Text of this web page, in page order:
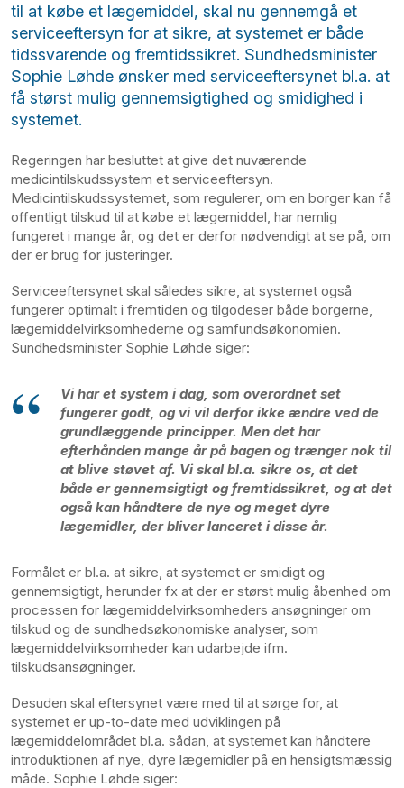
til at købe et lægemiddel, skal nu gennemgå et
serviceeftersyn for at sikre, at systemet er både
tidssvarende og fremtidssikret. Sundhedsminister
Sophie Løhde ønsker med serviceeftersynet bl.a. at
få størst mulig gennemsigtighed og smidighed i
systemet.
Regeringen har besluttet at give det nuværende
medicintilskudssystem et serviceeftersyn.
Medicintilskudssystemet, som regulerer, om en borger kan få
offentligt tilskud til at købe et lægemiddel, har nemlig
fungeret i mange år, og det er derfor nødvendigt at se på, om
der er brug for justeringer.
Serviceeftersynet skal således sikre, at systemet også
fungerer optimalt i fremtiden og tilgodeser både borgerne,
lægemiddelvirksomhederne og samfundsøkonomien.
Sundhedsminister Sophie Løhde siger:
Vi har et system i dag, som overordnet set
fungerer godt, og vi vil derfor ikke ændre ved de
grundlæggende principper. Men det har
efterhånden mange år på bagen og trænger nok til
at blive støvet af. Vi skal bl.a. sikre os, at det
både er gennemsigtigt og fremtidssikret, og at det
også kan håndtere de nye og meget dyre
lægemidler, der bliver lanceret i disse år.
Formålet er bl.a. at sikre, at systemet er smidigt og
gennemsigtigt, herunder fx at der er størst mulig åbenhed om
processen for lægemiddelvirksomheders ansøgninger om
tilskud og de sundhedsøkonomiske analyser, som
lægemiddelvirksomheder kan udarbejde ifm.
tilskudsansøgninger.
Desuden skal eftersynet være med til at sørge for, at
systemet er up-to-date med udviklingen på
lægemiddelområdet bl.a. sådan, at systemet kan håndtere
introduktionen af nye, dyre lægemidler på en hensigtsmæssig
måde. Sophie Løhde siger: